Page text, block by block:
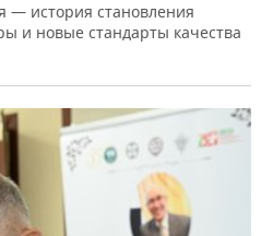
— история становления
и новые стандарты качества